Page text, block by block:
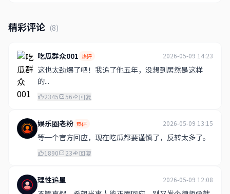
精彩评论 (8)
吃瓜群众001 热评 2026-05-09 14:23
这也太劲爆了吧！我追了他五年，没想到居然是这样
的...
2345 56 回复
娱乐圈老粉 热评 2026-05-09 13:15
等一个官方回应，现在吃瓜都要谨慎了，反转太多了。
1890 23 回复
理性追星 2026-05-09 12:08